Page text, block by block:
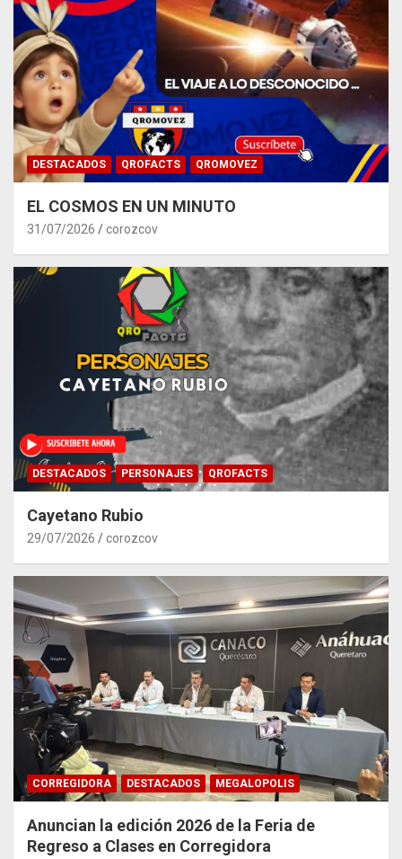
DESTACADOS QROFACTS QROMOVEZ
EL COSMOS EN UN MINUTO
31/07/2026 corozcov
DESTACADOS PERSONAJES QROFACTS
Cayetano Rubio
29/07/2026 corozcov
CORREGIDORA DESTACADOS MEGALOPOLIS
Anuncian la edición 2026 de la Feria de
Regreso a Clases en Corregidora